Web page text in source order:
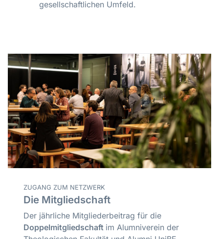
gesellschaftlichen Umfeld.
ZUGANG ZUM NETZWERK
Die Mitgliedschaft
Der jährliche Mitgliederbeitrag für die
Doppelmitgliedschaft im Alumniverein der